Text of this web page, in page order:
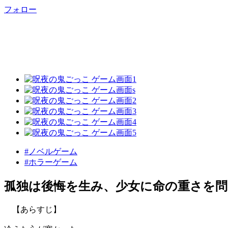
フォロー
#ノベルゲーム
#ホラーゲーム
孤独は後悔を生み、少女に命の重さを
【あらすじ】